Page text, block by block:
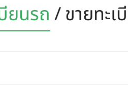
ยนรถ /ขายทะเ